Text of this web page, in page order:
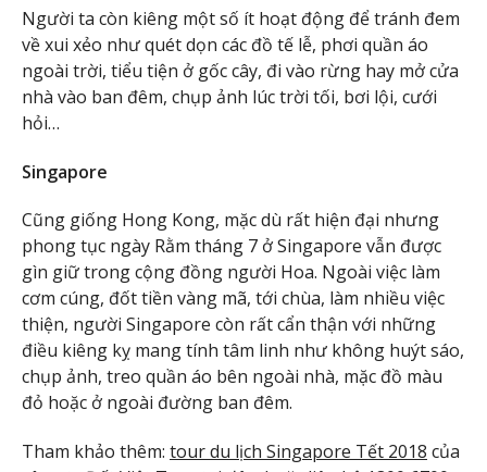
Người ta còn kiêng một số ít hoạt động để tránh đem
về xui xẻo như quét dọn các đồ tế lễ, phơi quần áo
ngoài trời, tiểu tiện ở gốc cây, đi vào rừng hay mở cửa
nhà vào ban đêm, chụp ảnh lúc trời tối, bơi lội, cưới
hỏi…
Singapore
Cũng giống Hong Kong, mặc dù rất hiện đại nhưng
phong tục ngày Rằm tháng 7 ở Singapore vẫn được
gìn giữ trong cộng đồng người Hoa. Ngoài việc làm
cơm cúng, đốt tiền vàng mã, tới chùa, làm nhiều việc
thiện, người Singapore còn rất cẩn thận với những
điều kiêng kỵ mang tính tâm linh như không huýt sáo,
chụp ảnh, treo quần áo bên ngoài nhà, mặc đồ màu
đỏ hoặc ở ngoài đường ban đêm.
Tham khảo thêm: tour du lịch Singapore Tết 2018 của